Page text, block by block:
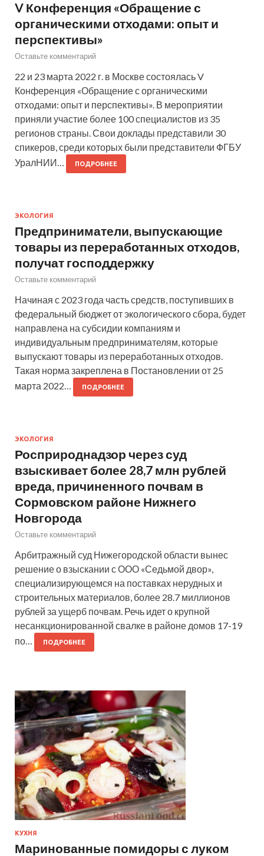
V Конференция «Обращение с
органическими отходами: опыт и
перспективы»
Оставьте комментарий
22 и 23 марта 2022 г. в Москве состоялась V
Конференция «Обращение с органическими
отходами: опыт и перспективы». В мероприятии
приняли участие более 100 специалистов из 35
регионов страны. Свои доклады представили 30
спикеров, среди которых были представители ФГБУ
УралНИИ…
ПОДРОБНЕЕ
ЭКОЛОГИЯ
Предприниматели, выпускающие
товары из переработанных отходов,
получат господдержку
Оставьте комментарий
Начиная с 2023 года часть средств, поступивших в
федеральный бюджет от экологического сбора, будет
направлена на субсидии компаниям и
индивидуальным предпринимателям, которые
выпускают товары из переработанных отходов.
Такая норма закреплена в Постановлении от 25
марта 2022…
ПОДРОБНЕЕ
ЭКОЛОГИЯ
Росприроднадзор через суд
взыскивает более 28,7 млн рублей
вреда, причиненного почвам в
Сормовском районе Нижнего
Новгорода
Оставьте комментарий
Арбитражный суд Нижегородской области вынес
решение о взыскании с ООО «Седьмой двор»,
специализирующемся на поставках нерудных и
строительных материалов, более 28.7 миллионов
рублей за ущерб почвам. Речь идет о крупной
несанкционированной свалке в районе домов 17-19
по…
ПОДРОБНЕЕ
КУХНЯ
Маринованные помидоры с луком